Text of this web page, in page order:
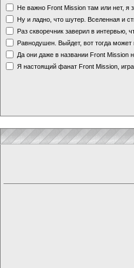
Не важно Front Mission там или нет, я
Ну и ладно, что шутер. Вселенная и
Раз скворечник заверил в интервью,
Равнодушен. Выйдет, вот тогда может
Да они даже в названии Front
Я настоящий фанат Front Mission,